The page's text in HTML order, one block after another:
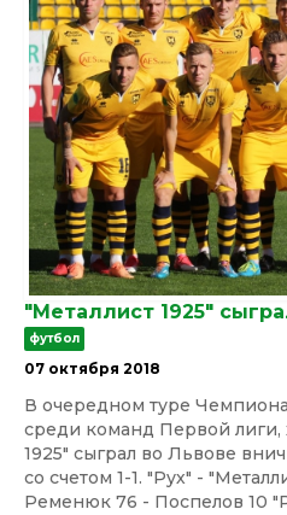
"Металлист 1925"
футбол
07 октября 2018
В очередном туре
среди команд Первой лиги,
1925" сыграл во Львове
со счетом 1-1. "Рух" -
Ременюк 76 - Поспелов 10